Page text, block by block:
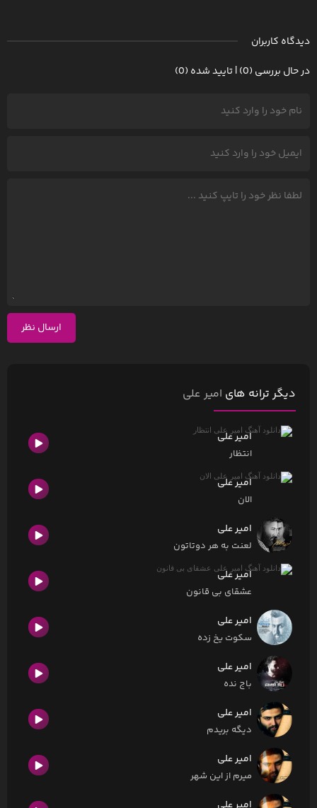
دیدگاه کاربران
در حال بررسی (0) | تایید شده (0)
ارسال نظر
دیگر ترانه های امیر علی
امیر علی
انتظار
امیر علی
الان
امیر علی
لعنت به هر دوتاتون
امیر علی
عشقای بی قانون
امیر علی
سکوت یخ زده
امیر علی
باج نده
امیر علی
دیگه بریدم
امیر علی
میرم از این شهر